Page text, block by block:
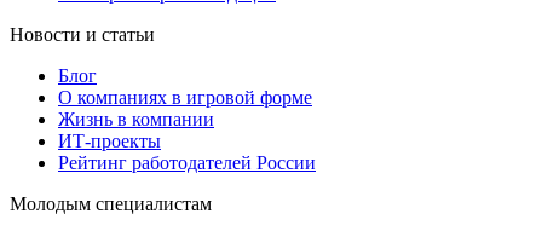
Новости и статьи
Блог
О компаниях в игровой форме
Жизнь в компании
ИТ-проекты
Рейтинг работодателей России
Молодым специалистам